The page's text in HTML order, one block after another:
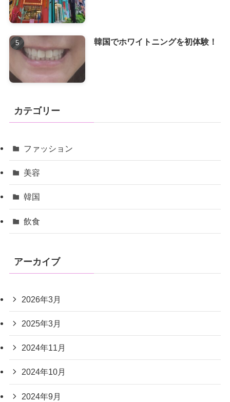
韓国でホワイトニングを初体験！
カテゴリー
ファッション
美容
韓国
飲食
アーカイブ
2026年3月
2025年3月
2024年11月
2024年10月
2024年9月